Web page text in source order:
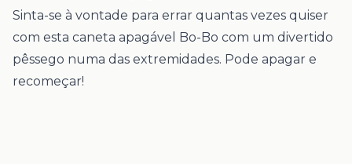
Sinta-se à vontade para errar quantas vezes quiser
com esta caneta apagável Bo-Bo com um divertido
pêssego numa das extremidades. Pode apagar e
recomeçar!